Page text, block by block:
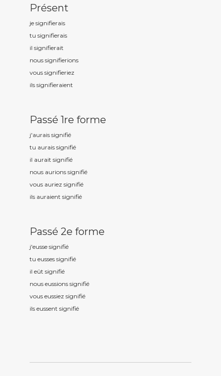
Présent
je signifierais
tu signifierais
il signifierait
nous signifierions
vous signifieriez
ils signifieraient
Passé 1re forme
j'aurais signifié
tu aurais signifié
il aurait signifié
nous aurions signifié
vous auriez signifié
ils auraient signifié
Passé 2e forme
j'eusse signifié
tu eusses signifié
il eût signifié
nous eussions signifié
vous eussiez signifié
ils eussent signifié